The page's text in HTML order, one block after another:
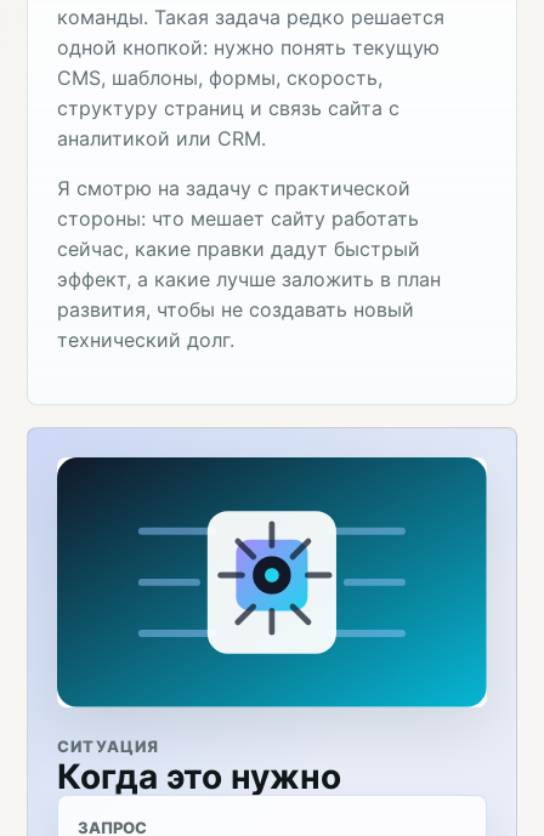
команды. Такая задача редко решается
одной кнопкой: нужно понять текущую
CMS, шаблоны, формы, скорость,
структуру страниц и связь сайта с
аналитикой или CRM.
Я смотрю на задачу с практической
стороны: что мешает сайту работать
сейчас, какие правки дадут быстрый
эффект, а какие лучше заложить в план
развития, чтобы не создавать новый
технический долг.
СИТУАЦИЯ
Когда это нужно
ЗАПРОС